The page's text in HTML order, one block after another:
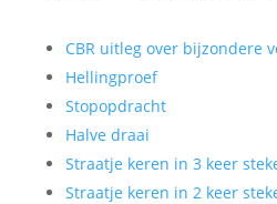
CBR uitleg over bijzondere
Hellingproef
Stopopdracht
Halve draai
Straatje keren in 3 keer
Straatje keren in 2 keer